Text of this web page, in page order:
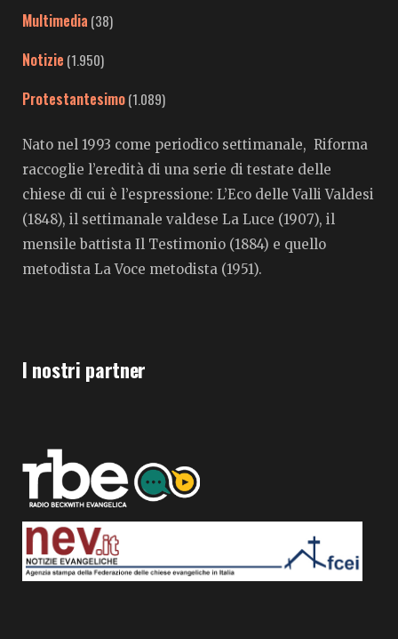
Multimedia (38)
Notizie (1.950)
Protestantesimo(1.089)
Nato nel 1993 come periodico settimanale, Riforma
raccoglie l’eredità di una serie di testate delle
chiese di cui è l’espressione: L’Eco delle Valli Valdesi
(1848), il settimanale valdese La Luce (1907), il
mensile battista Il Testimonio (1884) e quello
metodista La Voce metodista (1951).
I nostri partner